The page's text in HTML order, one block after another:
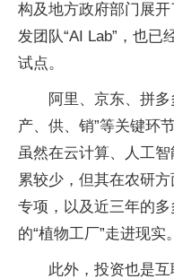
构及地方政府部门展
发团队“AI Lab”，也已
试点。
阿里、京东、拼多
产、供、销”等关键环
虽然在云计算、人工
累较少，但其在农研
专项，以及近三年的
的“植物工厂”走进现实。
此外，投资也是互